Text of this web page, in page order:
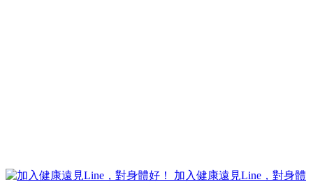
加入健康遠見Line，對身體